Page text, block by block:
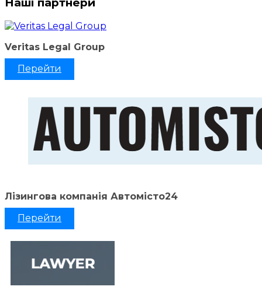
Наші партнери
Veritas Legal Group
Перейти
Лізингова компанія Автомісто24
Перейти